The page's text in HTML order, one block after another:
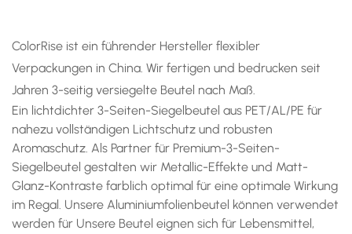
ColorRise ist ein führender Hersteller flexibler
Verpackungen in China. Wir fertigen und bedrucken seit
Jahren 3-seitig versiegelte Beutel nach Maß.
Ein lichtdichter 3-Seiten-Siegelbeutel aus PET/AL/PE für
nahezu vollständigen Lichtschutz und robusten
Aromaschutz. Als Partner für Premium-3-Seiten-
Siegelbeutel gestalten wir Metallic-Effekte und Matt-
Glanz-Kontraste farblich optimal für eine optimale Wirkung
im Regal. Unsere Aluminiumfolienbeutel können verwendet
werden für Unsere Beutel eignen sich für Lebensmittel,